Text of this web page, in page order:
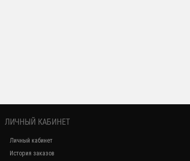
ЛИЧНЫЙ КАБИНЕТ
Личный кабинет
История заказов